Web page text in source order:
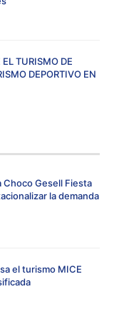
TURISMO DE
DEPORTIVO EN
Choco Gesell Fiesta
la demanda
el turismo MICE